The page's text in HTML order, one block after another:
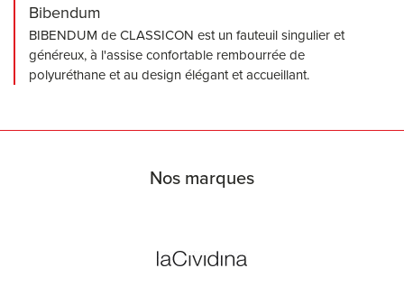
Bibendum
BIBENDUM de CLASSICON est un fauteuil singulier et
généreux, à l'assise confortable rembourrée de
polyuréthane et au design élégant et accueillant.
Nos marques